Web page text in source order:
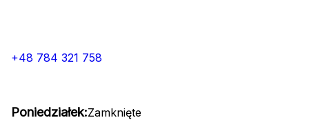
+48 784 321 758
Poniedziałek:Zamknięte